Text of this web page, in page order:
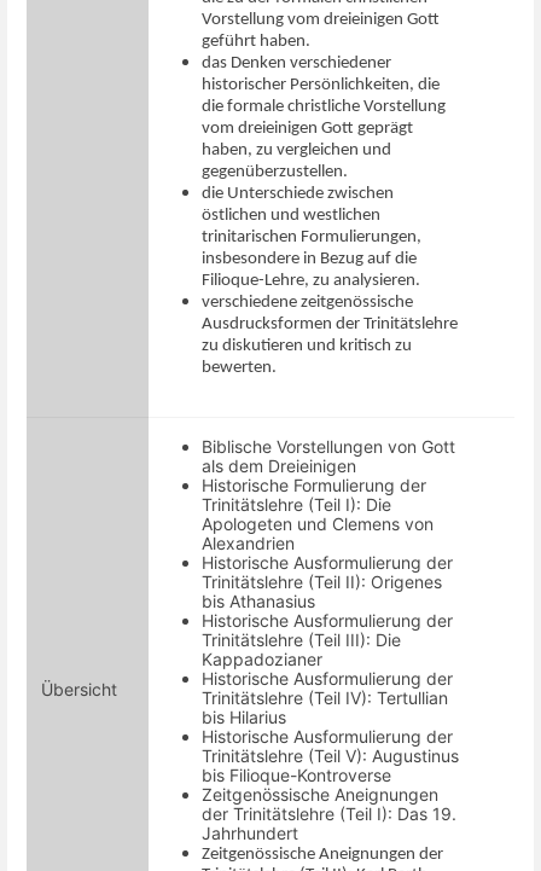
Vorstellung vom dreieinigen Gott
geführt haben.
das Denken verschiedener
historischer Persönlichkeiten, die
die formale christliche Vorstellung
vom dreieinigen Gott geprägt
haben, zu vergleichen und
gegenüberzustellen.
die Unterschiede zwischen
östlichen und westlichen
trinitarischen Formulierungen,
insbesondere in Bezug auf die
Filioque-Lehre, zu analysieren.
verschiedene zeitgenössische
Ausdrucksformen der Trinitätslehre
zu diskutieren und kritisch zu
bewerten.
Übersicht
Biblische Vorstellungen von Gott
als dem Dreieinigen
Historische Formulierung der
Trinitätslehre (Teil I): Die
Apologeten und Clemens von
Alexandrien
Historische Ausformulierung der
Trinitätslehre (Teil II): Origenes
bis Athanasius
Historische Ausformulierung der
Trinitätslehre (Teil III): Die
Kappadozianer
Historische Ausformulierung der
Trinitätslehre (Teil IV): Tertullian
bis Hilarius
Historische Ausformulierung der
Trinitätslehre (Teil V): Augustinus
bis Filioque-Kontroverse
Zeitgenössische Aneignungen
der Trinitätslehre (Teil I): Das 19.
Jahrhundert
Zeitgenössische Aneignungen der